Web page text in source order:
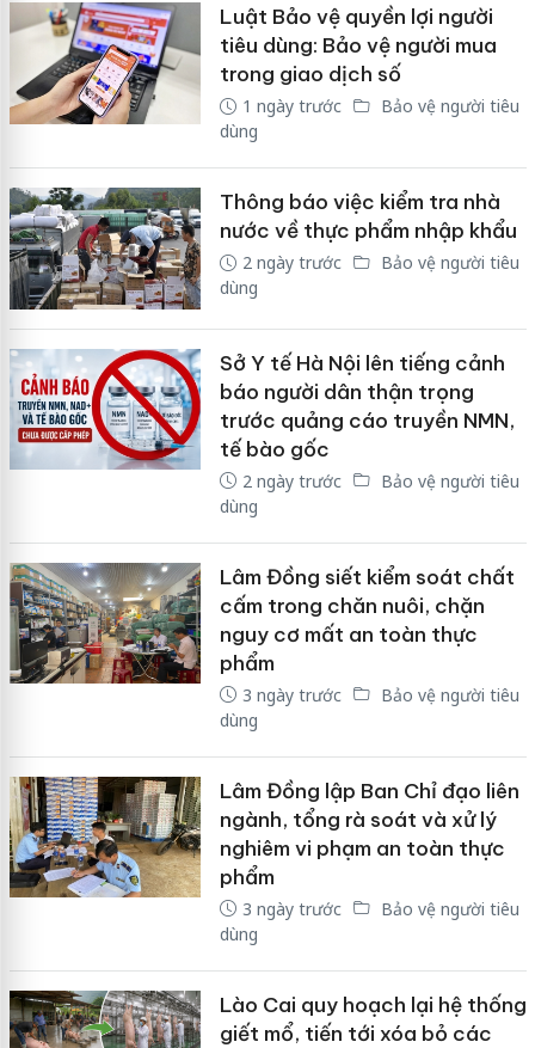
Luật Bảo vệ quyền lợi người
tiêu dùng: Bảo vệ người mua
trong giao dịch số
1 ngày trước
Bảo vệ người tiêu
dùng
Thông báo việc kiểm tra nhà
nước về thực phẩm nhập khẩu
2 ngày trước
Bảo vệ người tiêu
dùng
Sở Y tế Hà Nội lên tiếng cảnh
báo người dân thận trọng
trước quảng cáo truyền NMN,
tế bào gốc
2 ngày trước
Bảo vệ người tiêu
dùng
Lâm Đồng siết kiểm soát chất
cấm trong chăn nuôi, chặn
nguy cơ mất an toàn thực
phẩm
3 ngày trước
Bảo vệ người tiêu
dùng
Lâm Đồng lập Ban Chỉ đạo liên
ngành, tổng rà soát và xử lý
nghiêm vi phạm an toàn thực
phẩm
3 ngày trước
Bảo vệ người tiêu
dùng
Lào Cai quy hoạch lại hệ thống
giết mổ, tiến tới xóa bỏ các